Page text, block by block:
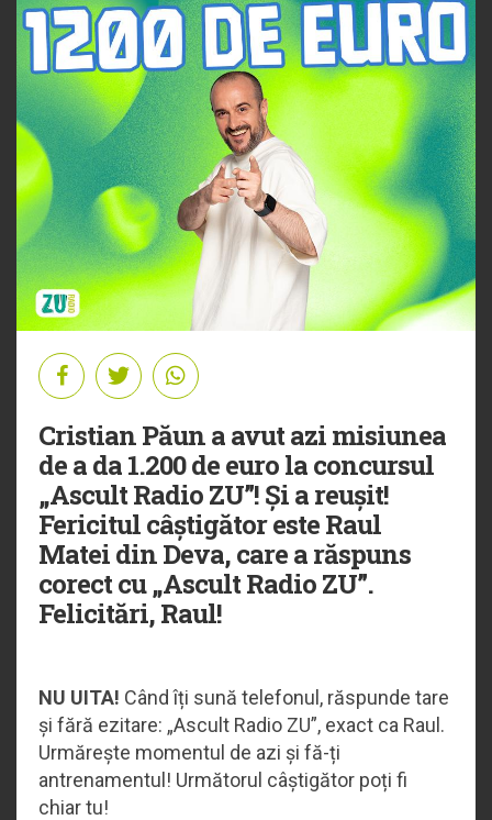
Cristian Păun a avut azi misiunea
de a da 1.200 de euro la concursul
„Ascult Radio ZU”! Și a reușit!
Fericitul câștigător este Raul
Matei din Deva, care a răspuns
corect cu „Ascult Radio ZU”.
Felicitări, Raul!
NU UITA! Când îți sună telefonul, răspunde tare
și fără ezitare: „Ascult Radio ZU”, exact ca Raul.
Urmărește momentul de azi și fă-ți
antrenamentul! Următorul câștigător poți fi
chiar tu!